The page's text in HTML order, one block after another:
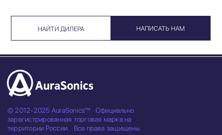
НАЙТИ ДИЛЕРА НАПИСАТЬ НАМ
© 2012-2025 AuraSonics™
Официально
зарегистрированная торговая марка на
территории России.
Все права защищены.